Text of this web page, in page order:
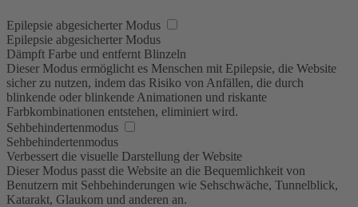
Epilepsie abgesicherter Modus
Epilepsie abgesicherter Modus
Dämpft Farbe und entfernt Blinzeln
Dieser Modus ermöglicht es Menschen mit Epilepsie, die Website
sicher zu nutzen, indem das Risiko von Anfällen, die durch
blinkende oder blinkende Animationen und riskante
Farbkombinationen entstehen, eliminiert wird.
Sehbehindertenmodus
Sehbehindertenmodus
Verbessert die visuelle Darstellung der Website
Dieser Modus passt die Website an die Bequemlichkeit von
Benutzern mit Sehbehinderungen wie Sehschwäche, Tunnelblick,
Katarakt, Glaukom und anderen an.